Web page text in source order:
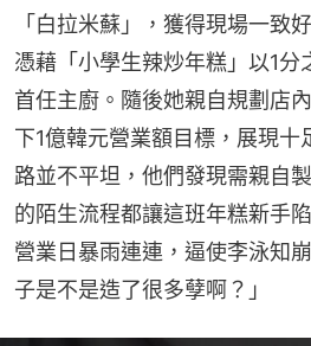
「白拉米蘇」，獲得現場一致
憑藉「小學生辣炒年糕」以1
首任主廚。隨後她親自規劃店
下1億韓元營業額目標，展現十
路並不平坦，他們發現需親自
的陌生流程都讓這班年糕新手
營業日暴雨連連，逼使李泳知
子是不是造了很多孽啊？」